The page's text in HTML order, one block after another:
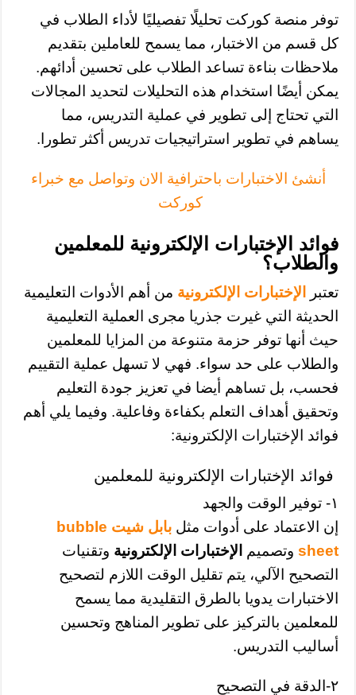
توفر منصة كوركت تحليلًا تفصيليًا لأداء الطلاب في
كل قسم من الاختبار، مما يسمح للعاملين بتقديم
ملاحظات بناءة تساعد الطلاب على تحسين أدائهم.
يمكن أيضًا استخدام هذه التحليلات لتحديد المجالات
التي تحتاج إلى تطوير في عملية التدريس، مما
يساهم في تطوير استراتيجيات تدريس أكثر تطورا.
أنشئ الاختبارات باحترافية الان وتواصل مع خبراء
كوركت
فوائد الإختبارات الإلكترونية للمعلمين
والطلاب؟
تعتبر الإختبارات الإلكترونية من أهم الأدوات التعليمية
الحديثة التي غيرت جذريا مجرى العملية التعليمية
حيث أنها توفر حزمة متنوعة من المزايا للمعلمين
والطلاب على حد سواء. فهي لا تسهل عملية التقييم
فحسب، بل تساهم أيضا في تعزيز جودة التعليم
وتحقيق أهداف التعلم بكفاءة وفاعلية. وفيما يلي أهم
فوائد الإختبارات الإلكترونية:
فوائد الإختبارات الإلكترونية للمعلمين
١- توفير الوقت والجهد
إن الاعتماد على أدوات مثل
بابل شيت bubble
sheet وتصميم الإختبارات الإلكترونية وتقنيات
التصحيح الآلي، يتم تقليل الوقت اللازم لتصحيح
الاختبارات يدويا بالطرق التقليدية مما يسمح
للمعلمين بالتركيز على تطوير المناهج وتحسين
أساليب التدريس.
٢-الدقة في التصحيح